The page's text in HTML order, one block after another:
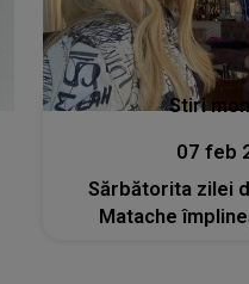
Stiri
07 feb
Sărbătorita zilei
Matache